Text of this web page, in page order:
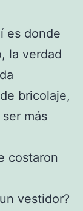
es donde
la verdad
bricolaje,
más
costaron
vestidor?